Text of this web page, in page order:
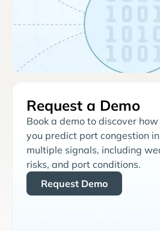
Request a Demo
Book a demo to discover
you predict port congestion
multiple signals, including
risks, and port conditions.
Request Demo